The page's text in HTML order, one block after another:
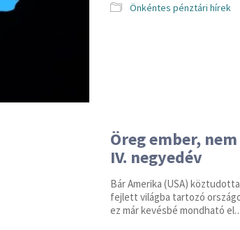
Önkéntes pénztári hírek
Öreg ember,
IV. negyedév
Bár Amerika (USA)
fejlett világba tartozó
ez már kevésbé mondható